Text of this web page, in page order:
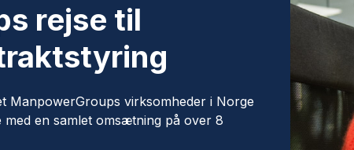
rejse til
ManpowerGroups virksomheder i Norge
en samlet omsætning på over 8